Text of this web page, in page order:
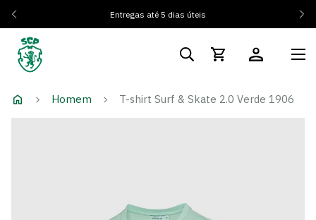
Entregas até 5 dias úteis
Homem T-shirt Surf & Skate 2.0 Verde 1906